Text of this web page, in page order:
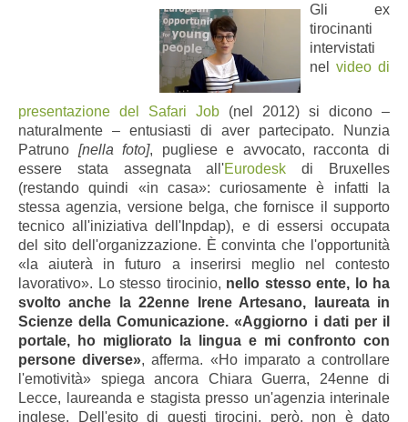
Gli ex
tirocinanti
intervistati
nel video di
presentazione del Safari Job (nel 2012) si dicono –
naturalmente – entusiasti di aver partecipato. Nunzia
Patruno [nella foto], pugliese e avvocato, racconta di
essere stata assegnata all'Eurodesk di Bruxelles
(restando quindi «in casa»: curiosamente è infatti la
stessa agenzia, versione belga, che fornisce il supporto
tecnico all'iniziativa dell'Inpdap), e di essersi occupata
del sito dell'organizzazione. È convinta che l'opportunità
«la aiuterà in futuro a inserirsi meglio nel contesto
lavorativo». Lo stesso tirocinio, nello stesso ente, lo ha
svolto anche la 22enne Irene Artesano, laureata in
Scienze della Comunicazione. «Aggiorno i dati per il
portale, ho migliorato la lingua e mi confronto con
persone diverse», afferma. «Ho imparato a controllare
l'emotività» spiega ancora Chiara Guerra, 24enne di
Lecce, laureanda e stagista presso un'agenzia interinale
inglese. Dell'esito di questi tirocini, però, non è dato